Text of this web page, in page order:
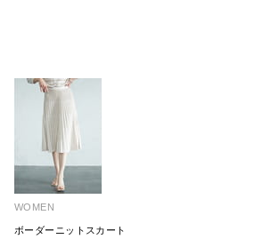
WOMEN
ボーダーニットスカート